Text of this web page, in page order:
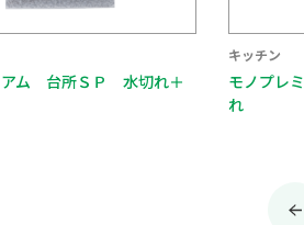
モノプレミアム 台所スポンジ 水切